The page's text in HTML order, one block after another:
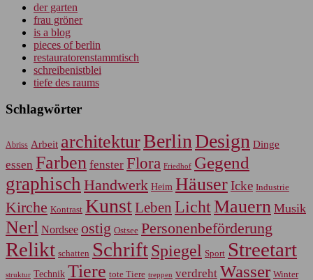
der garten
frau gröner
is a blog
pieces of berlin
restauratorenstammtisch
schreibenistblei
tiefe des raums
Schlagwörter
Abriss Arbeit architekturBerlin Design Dinge
essen Farben fenster Flora Friedhof Gegend
graphisch Handwerk Heim HäuserIcke Industrie
Kirche Kontrast KunstLeben LichtMauern Musik
Nerl Nordsee ostig Ostsee Personenbeförderung
Relikt schatten SchriftSpiegel Sport Streetart
struktur Technik Tiere tote Tiere treppen verdreht Wasser Winter